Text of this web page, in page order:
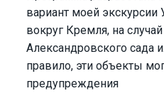
вариант моей экскурсии
вокруг Кремля, на
Александровского сада
правило, эти объекты
предупреждения